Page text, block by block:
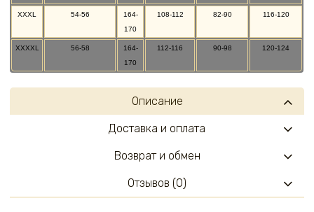
XXXL 54-56
164-
170
108-112 82-90 116-120
XXXXL 56-58
164-
170
112-116 90-98 120-124
Описание
Доставка и оплата
Возврат и обмен
Отзывов (0)